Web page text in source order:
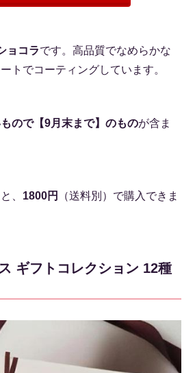
ョコラです。高品質でなめらかな
トでコーティングしています。
ので【9月末まで】のものが含ま
、 1800円
（送料別）で購入できま
ギフトコレクション 12種